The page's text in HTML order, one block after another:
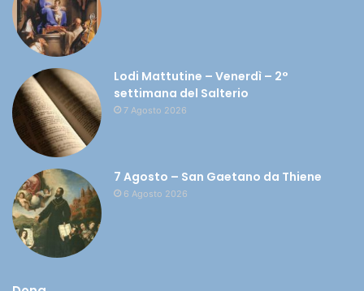
Lodi Mattutine – Venerdì – 2°
settimana del Salterio
7 Agosto 2026
7 Agosto – San Gaetano da Thiene
6 Agosto 2026